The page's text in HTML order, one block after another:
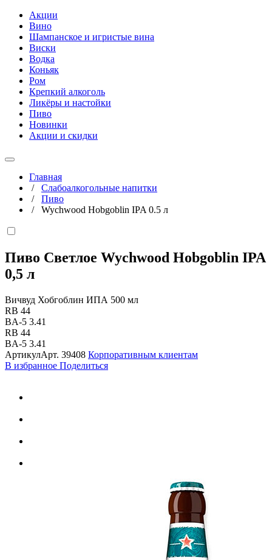
Акции
Вино
Шампанское и игристые вина
Виски
Водка
Коньяк
Ром
Крепкий алкоголь
Ликёры и настойки
Пиво
Новинки
Акции и скидки
Главная
/ Слабоалкогольные напитки
/ Пиво
/ Wychwood Hobgoblin IPA 0.5 л
Пиво Светлое Wychwood Hobgoblin IPA
0,5 л
Вичвуд Хобгоблин ИПА 500 мл
RB 44
BA-5 3.41
RB 44
BA-5 3.41
АртикулАрт. 39408 Корпоративным клиентам
В избранное Поделиться